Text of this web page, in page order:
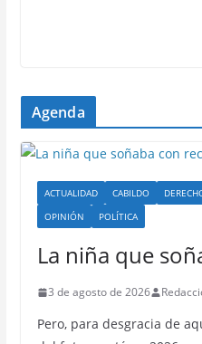
Agenda
ACTUALIDAD CABILDO
OPINIÓN
POLÍTICA
La niña que
3 de agosto de 2026
Pero, para desgracia de